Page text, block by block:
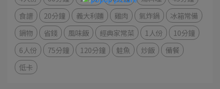
食譜
20分鐘 義大利麵 雞肉 氣炸鍋
冰箱常備
鍋物
省錢 風味飯 經典家常菜 1人份
10分鐘
6人份
75分鐘 120分鐘 鮭魚 炒飯
備餐
低卡